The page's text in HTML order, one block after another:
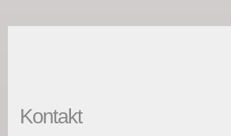
Kontakt